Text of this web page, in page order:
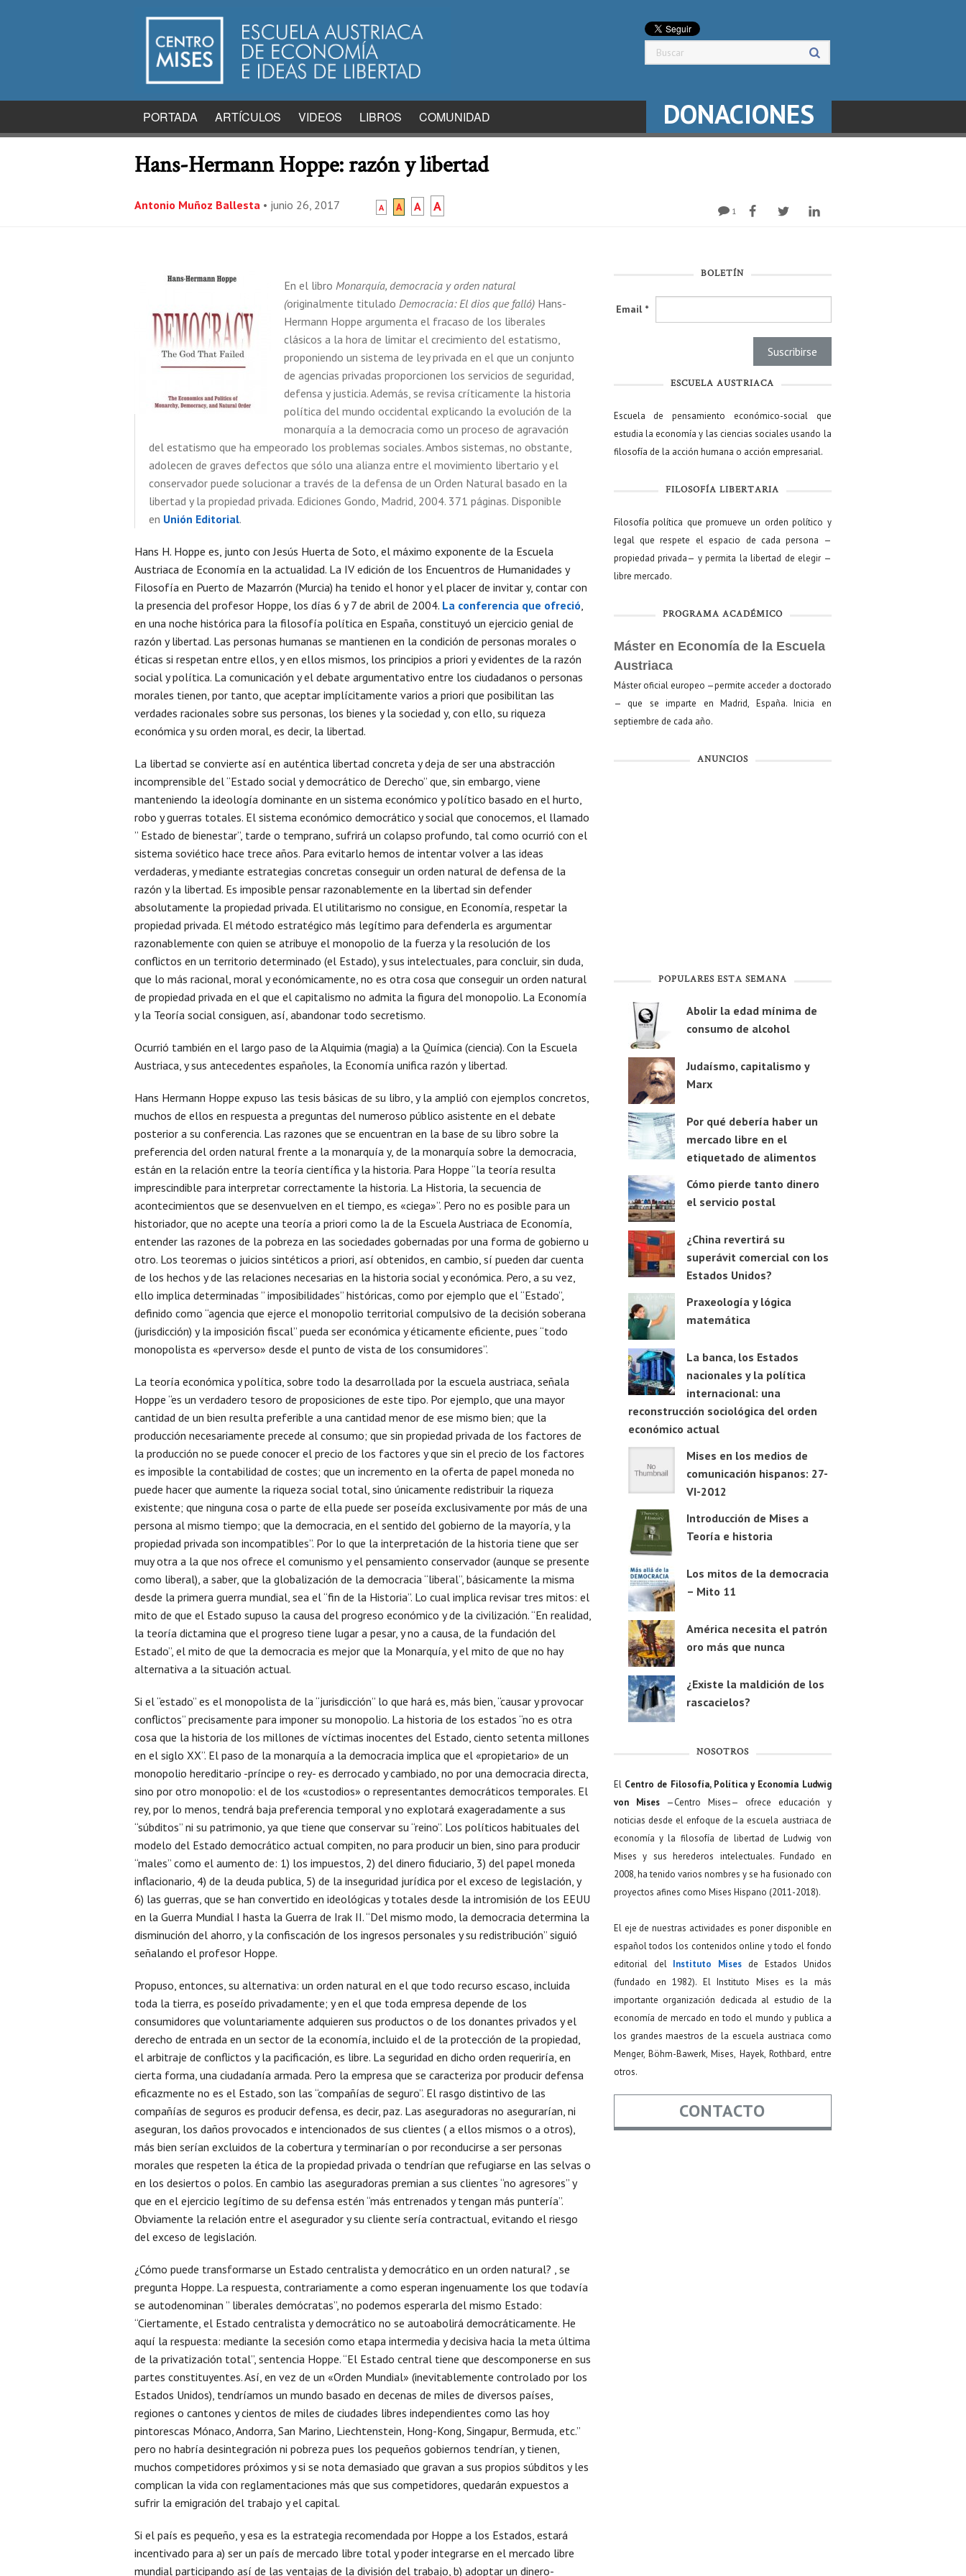
PORTADA ARTÍCULOS VIDEOS LIBROS COMUNIDAD DONACIONES
Hans-Hermann Hoppe: razón y libertad
Antonio Muñoz Ballesta • junio 26, 2017 A A A A 1
En el libro Monarquía, democracia y orden natural
(originalmente titulado Democracia: El dios que falló) Hans-
Hermann Hoppe argumenta el fracaso de los liberales
clásicos a la hora de limitar el crecimiento del estatismo,
proponiendo un sistema de ley privada en el que un conjunto
de agencias privadas proporcionen los servicios de seguridad,
defensa y justicia. Además, se revisa críticamente la historia
política del mundo occidental explicando la evolución de la
monarquía a la democracia como un proceso de agravación
del estatismo que ha empeorado los problemas sociales. Ambos sistemas, no obstante,
adolecen de graves defectos que sólo una alianza entre el movimiento libertario y el
conservador puede solucionar a través de la defensa de un Orden Natural basado en la
libertad y la propiedad privada. Ediciones Gondo, Madrid, 2004. 371 páginas. Disponible
en Unión Editorial.
Hans H. Hoppe es, junto con Jesús Huerta de Soto, el máximo exponente de la Escuela
Austriaca de Economía en la actualidad. La IV edición de los Encuentros de Humanidades y
Filosofía en Puerto de Mazarrón (Murcia) ha tenido el honor y el placer de invitar y, contar con
la presencia del profesor Hoppe, los días 6 y 7 de abril de 2004. La conferencia que ofreció
en una noche histórica para la filosofía política en España, constituyó un ejercicio genial de
razón y libertad. Las personas humanas se mantienen en la condición de personas morales o
éticas si respetan entre ellos, y en ellos mismos, los principios a priori y evidentes de la razón
social y política. La comunicación y el debate argumentativo entre los ciudadanos o personas
morales tienen, por tanto, que aceptar implícitamente varios a priori que posibilitan las
verdades racionales sobre sus personas, los bienes y la sociedad y, con ello, su riqueza
económica y su orden moral, es decir, la libertad.
La libertad se convierte así en auténtica libertad concreta y deja de ser una abstracción
incomprensible del “Estado social y democrático de Derecho” que, sin embargo, viene
manteniendo la ideología dominante en un sistema económico y político basado en el hurto,
robo y guerras totales. El sistema económico democrático y social que conocemos, el llamado
” Estado de bienestar”, tarde o temprano, sufrirá un colapso profundo, tal como ocurrió con el
sistema soviético hace trece años. Para evitarlo hemos de intentar volver a las ideas
verdaderas, y mediante estrategias concretas conseguir un orden natural de defensa de la
razón y la libertad. Es imposible pensar razonablemente en la libertad sin defender
absolutamente la propiedad privada. El utilitarismo no consigue, en Economía, respetar la
propiedad privada. El método estratégico más legítimo para defenderla es argumentar
razonablemente con quien se atribuye el monopolio de la fuerza y la resolución de los
conflictos en un territorio determinado (el Estado), y sus intelectuales, para concluir, sin duda,
que lo más racional, moral y económicamente, no es otra cosa que conseguir un orden natural
de propiedad privada en el que el capitalismo no admita la figura del monopolio. La Economía
y la Teoría social consiguen, así, abandonar todo secretismo.
Ocurrió también en el largo paso de la Alquimia (magia) a la Química (ciencia). Con la Escuela
Austriaca, y sus antecedentes españoles, la Economía unifica razón y libertad.
Hans Hermann Hoppe expuso las tesis básicas de su libro, y la amplió con ejemplos concretos,
muchos de ellos en respuesta a preguntas del numeroso público asistente en el debate
posterior a su conferencia. Las razones que se encuentran en la base de su libro sobre la
preferencia del orden natural frente a la monarquía y, de la monarquía sobre la democracia,
están en la relación entre la teoría científica y la historia. Para Hoppe “la teoría resulta
imprescindible para interpretar correctamente la historia. La Historia, la secuencia de
acontecimientos que se desenvuelven en el tiempo, es «ciega»”. Pero no es posible para un
historiador, que no acepte una teoría a priori como la de la Escuela Austriaca de Economía,
entender las razones de la pobreza en las sociedades gobernadas por una forma de gobierno u
otro. Los teoremas o juicios sintéticos a priori, así obtenidos, en cambio, sí pueden dar cuenta
de los hechos y de las relaciones necesarias en la historia social y económica. Pero, a su vez,
ello implica determinadas ” imposibilidades” históricas, como por ejemplo que el “Estado”,
definido como “agencia que ejerce el monopolio territorial compulsivo de la decisión soberana
(jurisdicción) y la imposición fiscal” pueda ser económica y éticamente eficiente, pues “todo
monopolista es «perverso» desde el punto de vista de los consumidores”.
La teoría económica y política, sobre todo la desarrollada por la escuela austriaca, señala
Hoppe “es un verdadero tesoro de proposiciones de este tipo. Por ejemplo, que una mayor
cantidad de un bien resulta preferible a una cantidad menor de ese mismo bien; que la
producción necesariamente precede al consumo; que sin propiedad privada de los factores de
la producción no se puede conocer el precio de los factores y que sin el precio de los factores
es imposible la contabilidad de costes; que un incremento en la oferta de papel moneda no
puede hacer que aumente la riqueza social total, sino únicamente redistribuir la riqueza
existente; que ninguna cosa o parte de ella puede ser poseída exclusivamente por más de una
persona al mismo tiempo; que la democracia, en el sentido del gobierno de la mayoría, y la
propiedad privada son incompatibles”. Por lo que la interpretación de la historia tiene que ser
muy otra a la que nos ofrece el comunismo y el pensamiento conservador (aunque se presente
como liberal), a saber, que la globalización de la democracia “liberal”, básicamente la misma
desde la primera guerra mundial, sea el “fin de la Historia”. Lo cual implica revisar tres mitos: el
mito de que el Estado supuso la causa del progreso económico y de la civilización. “En realidad,
la teoría dictamina que el progreso tiene lugar a pesar, y no a causa, de la fundación del
Estado”, el mito de que la democracia es mejor que la Monarquía, y el mito de que no hay
alternativa a la situación actual.
Si el “estado” es el monopolista de la “jurisdicción” lo que hará es, más bien, “causar y provocar
conflictos” precisamente para imponer su monopolio. La historia de los estados “no es otra
cosa que la historia de los millones de víctimas inocentes del Estado, ciento setenta millones
en el siglo XX”. El paso de la monarquía a la democracia implica que el «propietario» de un
monopolio hereditario -príncipe o rey- es derrocado y cambiado, no por una democracia directa,
sino por otro monopolio: el de los «custodios» o representantes democráticos temporales. El
rey, por lo menos, tendrá baja preferencia temporal y no explotará exageradamente a sus
“súbditos” ni su patrimonio, ya que tiene que conservar su “reino”. Los políticos habituales del
modelo del Estado democrático actual compiten, no para producir un bien, sino para producir
“males” como el aumento de: 1) los impuestos, 2) del dinero fiduciario, 3) del papel moneda
inflacionario, 4) de la deuda publica, 5) de la inseguridad jurídica por el exceso de legislación, y
6) las guerras, que se han convertido en ideológicas y totales desde la intromisión de los EEUU
en la Guerra Mundial I hasta la Guerra de Irak II. “Del mismo modo, la democracia determina la
disminución del ahorro, y la confiscación de los ingresos personales y su redistribución” siguió
señalando el profesor Hoppe.
Propuso, entonces, su alternativa: un orden natural en el que todo recurso escaso, incluida
toda la tierra, es poseído privadamente; y en el que toda empresa depende de los
consumidores que voluntariamente adquieren sus productos o de los donantes privados y el
derecho de entrada en un sector de la economía, incluido el de la protección de la propiedad,
el arbitraje de conflictos y la pacificación, es libre. La seguridad en dicho orden requeriría, en
cierta forma, una ciudadanía armada. Pero la empresa que se caracteriza por producir defensa
eficazmente no es el Estado, son las “compañías de seguro”. El rasgo distintivo de las
compañías de seguros es producir defensa, es decir, paz. Las aseguradoras no asegurarían, ni
aseguran, los daños provocados e intencionados de sus clientes ( a ellos mismos o a otros),
más bien serían excluidos de la cobertura y terminarían o por reconducirse a ser personas
morales que respeten la ética de la propiedad privada o tendrían que refugiarse en las selvas o
en los desiertos o polos. En cambio las aseguradoras premian a sus clientes “no agresores” y
que en el ejercicio legítimo de su defensa estén “más entrenados y tengan más puntería”.
Obviamente la relación entre el asegurador y su cliente sería contractual, evitando el riesgo
del exceso de legislación.
¿Cómo puede transformarse un Estado centralista y democrático en un orden natural? , se
pregunta Hoppe. La respuesta, contrariamente a como esperan ingenuamente los que todavía
se autodenominan ” liberales demócratas”, no podemos esperarla del mismo Estado:
“Ciertamente, el Estado centralista y democrático no se autoabolirá democráticamente. He
aquí la respuesta: mediante la secesión como etapa intermedia y decisiva hacia la meta última
de la privatización total”, sentencia Hoppe. “El Estado central tiene que descomponerse en sus
partes constituyentes. Así, en vez de un «Orden Mundial» (inevitablemente controlado por los
Estados Unidos), tendríamos un mundo basado en decenas de miles de diversos países,
regiones o cantones y cientos de miles de ciudades libres independientes como las hoy
pintorescas Mónaco, Andorra, San Marino, Liechtenstein, Hong-Kong, Singapur, Bermuda, etc.”
pero no habría desintegración ni pobreza pues los pequeños gobiernos tendrían, y tienen,
muchos competidores próximos y si se nota demasiado que gravan a sus propios súbditos y les
complican la vida con reglamentaciones más que sus competidores, quedarán expuestos a
sufrir la emigración del trabajo y el capital.
Si el país es pequeño, y esa es la estrategia recomendada por Hoppe a los Estados, estará
incentivado para a) ser un país de mercado libre total y poder integrarse en el mercado libre
mundial participando así de las ventajas de la división del trabajo, b) adoptar un dinero-
BOLETÍN
Email *
ESCUELA AUSTRIACA
Escuela de pensamiento económico-social que
estudia la economía y las ciencias sociales usando la
filosofía de la acción humana o acción empresarial.
FILOSOFÍA LIBERTARIA
Filosofía política que promueve un orden político y
legal que respete el espacio de cada persona —
propiedad privada— y permita la libertad de elegir —
libre mercado.
PROGRAMA ACADÉMICO
Máster en Economía de la Escuela
Austriaca
Máster oficial europeo —permite acceder a doctorado
— que se imparte en Madrid, España. Inicia en
septiembre de cada año.
ANUNCIOS
POPULARES ESTA SEMANA
Abolir la edad mínima de
consumo de alcohol
Judaísmo, capitalismo y
Marx
Por qué debería haber un
mercado libre en el
etiquetado de alimentos
Cómo pierde tanto dinero
el servicio postal
¿China revertirá su
superávit comercial con los
Estados Unidos?
Praxeología y lógica
matemática
La banca, los Estados
nacionales y la política
internacional: una
reconstrucción sociológica del orden
económico actual
Mises en los medios de
comunicación hispanos: 27-
VI-2012
Introducción de Mises a
Teoría e historia
Los mitos de la democracia
– Mito 11
América necesita el patrón
oro más que nunca
¿Existe la maldición de los
rascacielos?
NOSOTROS
El Centro de Filosofía, Política y Economía Ludwig
von Mises—Centro Mises— ofrece educación y
noticias desde el enfoque de la escuela austriaca de
economía y la filosofía de libertad de Ludwig von
Mises y sus herederos intelectuales. Fundado en
2008, ha tenido varios nombres y se ha fusionado con
proyectos afines como Mises Hispano (2011-2018).
El eje de nuestras actividades es poner disponible en
español todos los contenidos online y todo el fondo
editorial del Instituto Mises de Estados Unidos
(fundado en 1982). El Instituto Mises es la más
importante organización dedicada al estudio de la
economía de mercado en todo el mundo y publica a
los grandes maestros de la escuela austriaca como
Menger, Böhm-Bawerk, Mises, Hayek, Rothbard, entre
otros.
CONTACTO